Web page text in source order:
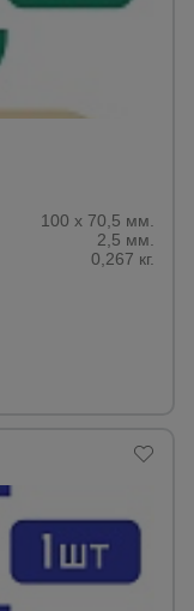
100 х 70,5 мм.
2,5 мм.
0,267 кг.
товаров